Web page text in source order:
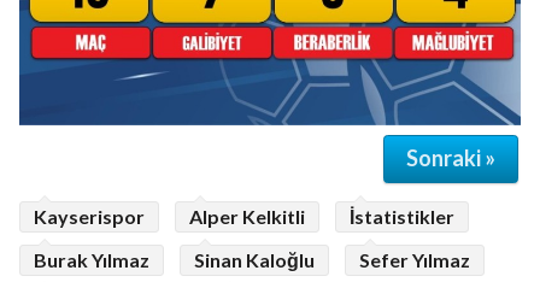
Sonraki »
Kayserispor Alper Kelkitli
İstatistikler
Burak Yılmaz
Sinan Kaloğlu
Sefer Yılmaz